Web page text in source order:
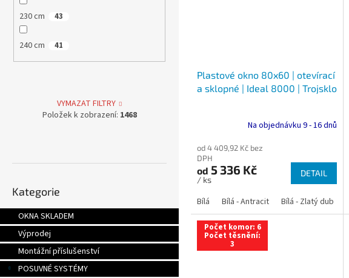
230 cm 43
240 cm 41
VYMAZAT FILTRY
Položek k zobrazení: 1468
kategorie
Kategorie
OKNA SKLADEM
Výprodej
Montážní příslušenství
POSUVNÉ SYSTÉMY
Plastové okno 80x60 | otevírací
a sklopné | Ideal 8000 | Trojsklo
Na objednávku 9 - 16 dnů
od 4 409,92 Kč bez
DPH
od 5 336 Kč
/ ks
DETAIL
Bílá Bílá - Antracit Bílá - Zlatý dub
Počet komor: 6
Počet těsnění:
3